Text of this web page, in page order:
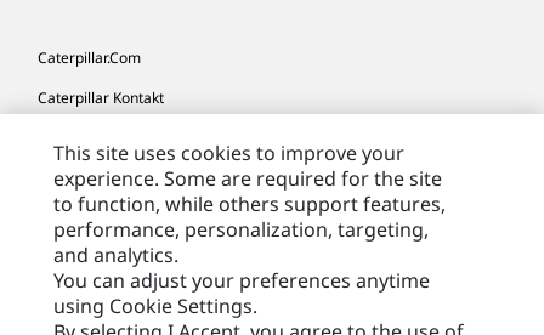
Caterpillar.com
Caterpillar Kontakt
Moje Preferencje Marketingowe
Site Map
Cookie Settings
Legal
This site uses cookies to improve your
experience. Some are required for the site
to function, while others support features,
performance, personalization, targeting,
and analytics.
You can adjust your preferences anytime
using Cookie Settings.